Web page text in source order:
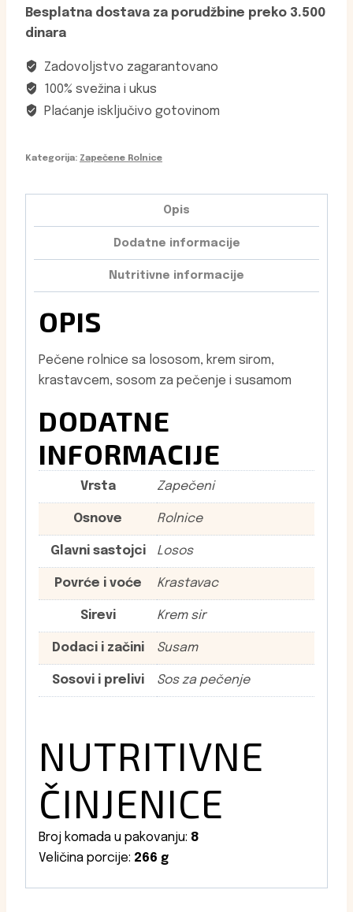
hot
količina
Besplatna dostava za porudžbine preko 3.500
dinara
Zadovoljstvo zagarantovano
100% svežina i ukus
Plaćanje isključivo gotovinom
Kategorija: Zapečene Rolnice
Opis
Dodatne informacije
Nutritivne informacije
OPIS
Pečene rolnice sa lososom, krem sirom,
krastavcem, sosom za pečenje i susamom
DODATNE
INFORMACIJE
Vrsta Zapečeni
Osnove Rolnice
Glavni sastojci Losos
Povrće i voće Krastavac
Sirevi Krem sir
Dodaci i začini Susam
Sosovi i prelivi Sos za pečenje
NUTRITIVNE
ČINJENICE
Broj komada u pakovanju: 8
Veličina porcije: 266 g